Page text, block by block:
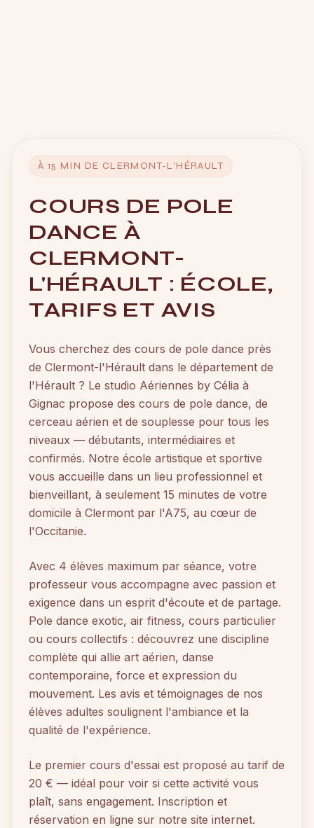
À 15 MIN DE CLERMONT-L'HÉRAULT
COURS DE POLE
DANCE À
CLERMONT-
L'HÉRAULT : ÉCOLE,
TARIFS ET AVIS
Vous cherchez des cours de pole dance près
de Clermont-l'Hérault dans le département de
l'Hérault ? Le studio Aériennes by Célia à
Gignac propose des cours de pole dance, de
cerceau aérien et de souplesse pour tous les
niveaux — débutants, intermédiaires et
confirmés. Notre école artistique et sportive
vous accueille dans un lieu professionnel et
bienveillant, à seulement 15 minutes de votre
domicile à Clermont par l'A75, au cœur de
l'Occitanie.
Avec 4 élèves maximum par séance, votre
professeur vous accompagne avec passion et
exigence dans un esprit d'écoute et de partage.
Pole dance exotic, air fitness, cours particulier
ou cours collectifs : découvrez une discipline
complète qui allie art aérien, danse
contemporaine, force et expression du
mouvement. Les avis et témoignages de nos
élèves adultes soulignent l'ambiance et la
qualité de l'expérience.
Le premier cours d'essai est proposé au tarif de
20 € — idéal pour voir si cette activité vous
plaît, sans engagement. Inscription et
réservation en ligne sur notre site internet.